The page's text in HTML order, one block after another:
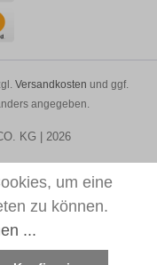
Versandkosten und ggf.
angegeben.
KG | 2026
um eine
zu können.
...